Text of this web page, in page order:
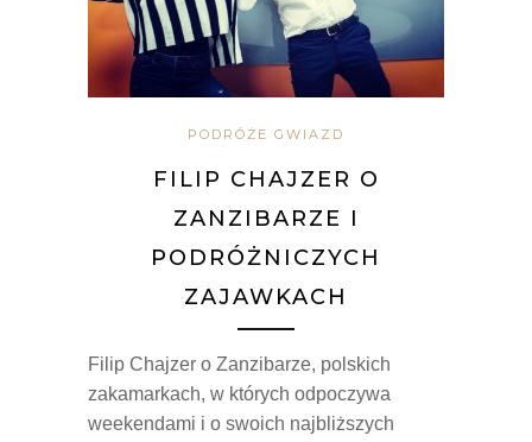
PODRÓŻE GWIAZD
FILIP CHAJZER O
ZANZIBARZE I
PODRÓŻNICZYCH
ZAJAWKACH
Filip Chajzer o Zanzibarze, polskich
zakamarkach, w których odpoczywa
weekendami i o swoich najbliższych